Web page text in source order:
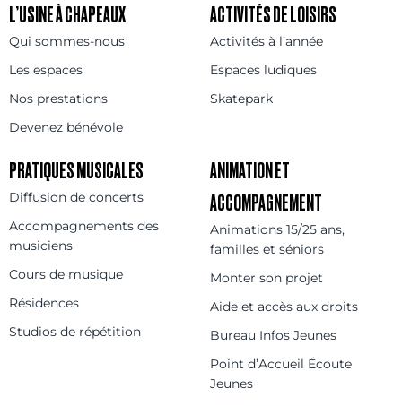
L’USINE À CHAPEAUX
Qui sommes-nous
Les espaces
Nos prestations
Devenez bénévole
ACTIVITÉS DE LOISIRS
Activités à l’année
Espaces ludiques
Skatepark
PRATIQUES MUSICALES
Diffusion de concerts
Accompagnements des
musiciens
Cours de musique
Résidences
Studios de répétition
ANIMATION ET
ACCOMPAGNEMENT
Animations 15/25 ans,
familles et séniors
Monter son projet
Aide et accès aux droits
Bureau Infos Jeunes
Point d’Accueil Écoute
Jeunes